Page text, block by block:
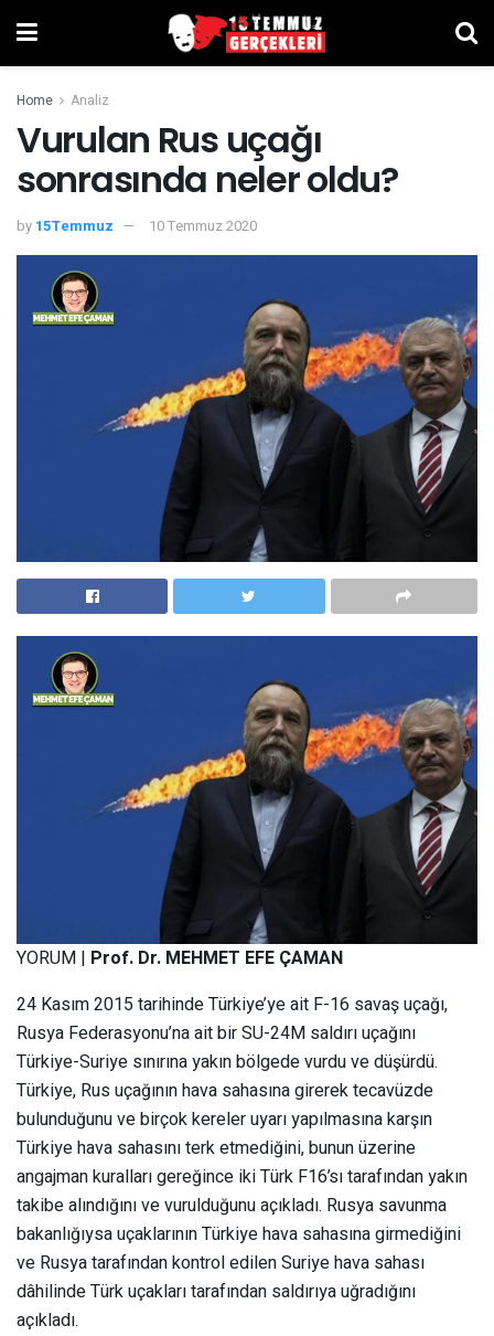
Home Analiz
Vurulan Rus uçağı
sonrasında neler oldu?
by 15Temmuz 10 Temmuz 2020
YORUM | Prof. Dr. MEHMET EFE ÇAMAN
24 Kasım 2015 tarihinde Türkiye’ye ait F-16 savaş uçağı,
Rusya Federasyonu’na ait bir SU-24M saldırı uçağını
Türkiye-Suriye sınırına yakın bölgede vurdu ve düşürdü.
Türkiye, Rus uçağının hava sahasına girerek tecavüzde
bulunduğunu ve birçok kereler uyarı yapılmasına karşın
Türkiye hava sahasını terk etmediğini, bunun üzerine
angajman kuralları gereğince iki Türk F16’sı tarafından yakın
takibe alındığını ve vurulduğunu açıkladı. Rusya savunma
bakanlığıysa uçaklarının Türkiye hava sahasına girmediğini
ve Rusya tarafından kontrol edilen Suriye hava sahası
dâhilinde Türk uçakları tarafından saldırıya uğradığını
açıkladı.